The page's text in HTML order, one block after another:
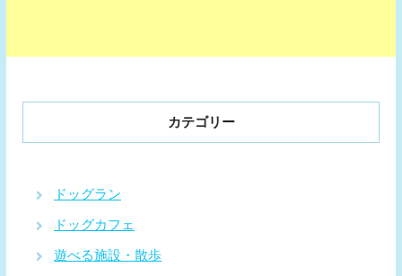
カテゴリー
ドッグラン
ドッグカフェ
遊べる施設・散歩